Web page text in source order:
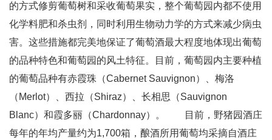
的方式修剪葡萄树和采收葡萄果实，整个葡萄园内都不使用
化学料肥和杀虫剂，同时利用生物动力学的方式来减少病虫
害。这些措施都完美地保证了葡萄酒最大程度地体现出葡萄
的品种特色和葡萄园的风土特征。目前，葡萄园内主要种植
的葡萄品种有赤霞珠（Cabernet Sauvignon）、梅洛
（Merlot）、西拉（Shiraz）、长相思（Sauvignon
Blanc）和霞多丽（Chardonnay）。 目前，野猪园酒庄
每年的年均产量约为1,700箱，酿酒所用葡萄均采摘自酒庄